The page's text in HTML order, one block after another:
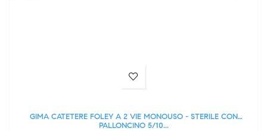
GIMA CATETERE FOLEY A 2 VIE MONOUSO - STERILE CON
PALLONCINO 5/10...